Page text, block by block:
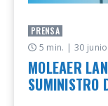
PRENSA
5 min. | 30
MOLEAER
SUMINISTRO